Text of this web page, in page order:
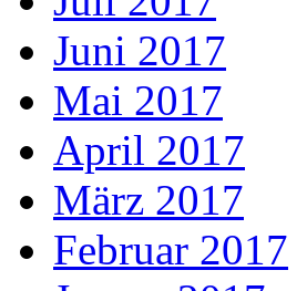
Juni 2017
Mai 2017
April 2017
März 2017
Februar 2017